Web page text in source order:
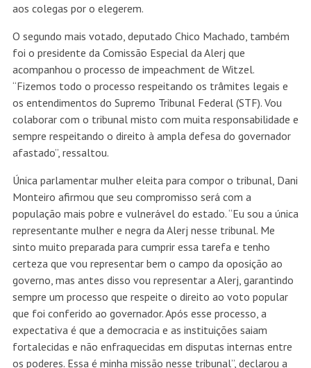
aos colegas por o elegerem.
O segundo mais votado, deputado Chico Machado, também
foi o presidente da Comissão Especial da Alerj que
acompanhou o processo de impeachment de Witzel.
“Fizemos todo o processo respeitando os trâmites legais e
os entendimentos do Supremo Tribunal Federal (STF). Vou
colaborar com o tribunal misto com muita responsabilidade e
sempre respeitando o direito à ampla defesa do governador
afastado”, ressaltou.
Única parlamentar mulher eleita para compor o tribunal, Dani
Monteiro afirmou que seu compromisso será com a
população mais pobre e vulnerável do estado. “Eu sou a única
representante mulher e negra da Alerj nesse tribunal. Me
sinto muito preparada para cumprir essa tarefa e tenho
certeza que vou representar bem o campo da oposição ao
governo, mas antes disso vou representar a Alerj, garantindo
sempre um processo que respeite o direito ao voto popular
que foi conferido ao governador. Após esse processo, a
expectativa é que a democracia e as instituições saiam
fortalecidas e não enfraquecidas em disputas internas entre
os poderes. Essa é minha missão nesse tribunal”, declarou a